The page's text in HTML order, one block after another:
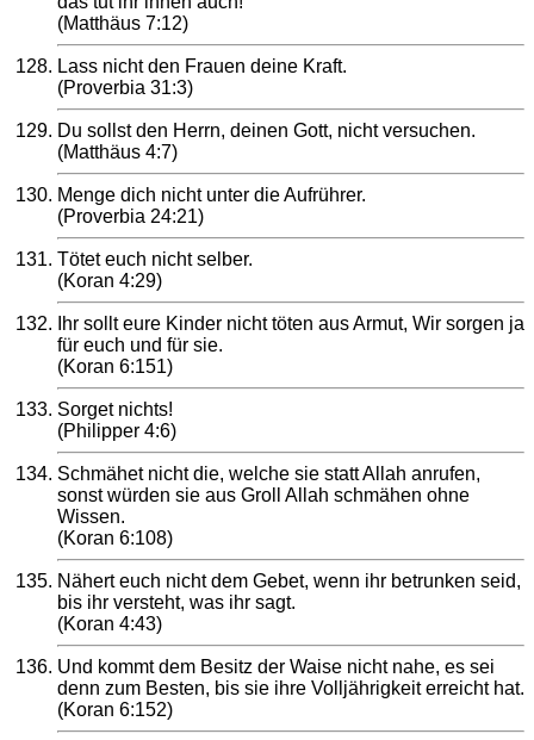
(Matthäus 7:12)
Lass nicht den Frauen deine Kraft.
(Proverbia 31:3)
Du sollst den Herrn, deinen Gott, nicht versuchen.
(Matthäus 4:7)
Menge dich nicht unter die Aufrührer.
(Proverbia 24:21)
Tötet euch nicht selber.
(Koran 4:29)
Ihr sollt eure Kinder nicht töten aus Armut, Wir sorgen ja
für euch und für sie.
(Koran 6:151)
Sorget nichts!
(Philipper 4:6)
Schmähet nicht die, welche sie statt Allah anrufen,
sonst würden sie aus Groll Allah schmähen ohne
Wissen.
(Koran 6:108)
Nähert euch nicht dem Gebet, wenn ihr betrunken seid,
bis ihr versteht, was ihr sagt.
(Koran 4:43)
Und kommt dem Besitz der Waise nicht nahe, es sei
denn zum Besten, bis sie ihre Volljährigkeit erreicht hat.
(Koran 6:152)